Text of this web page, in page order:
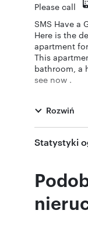
Please call
SMS Have a
Here is the
apartment
This
bathroom, a
see now .
TEL.
0048
The above
Moderne
68m2 på
består av: en
en hall og
Rozwiń
Statystyki